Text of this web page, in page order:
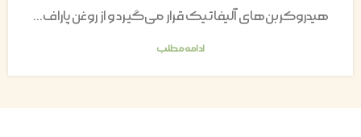
هیدروکربن‌های آلیفاتیک قرار می‌گیرد و از روغن پاراف...
ادامه مطلب